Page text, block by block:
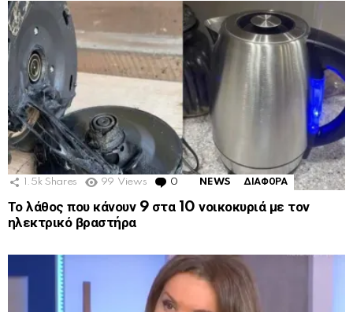
1.5k Shares 99 Views 0 Comments
NEWS ΔΙΑΦΟΡΑ
Το λάθος που κάνουν 9 στα 10 νοικοκυριά με τον
ηλεκτρικό βραστήρα